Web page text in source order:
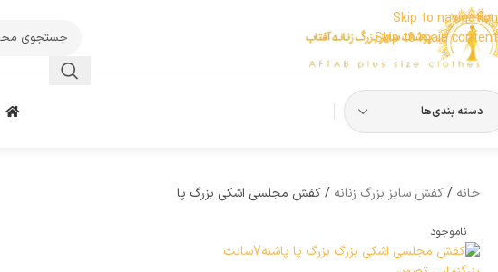
Skip to navigation
Skip to main content
دسته بندی‌ها
خانه کفش سایز بزرگ زنانه کفش مجلسی اشکی بزرگ پا
ناموجود